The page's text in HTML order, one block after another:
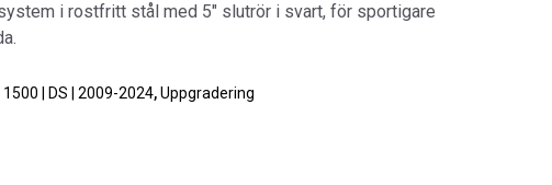
Artikelnr:RA0261
Välj alternativ
CREWCAB
i rostfritt stål med 5″ slutrör i svart, för sportigare
| DS | 2009-2024,Uppgradering